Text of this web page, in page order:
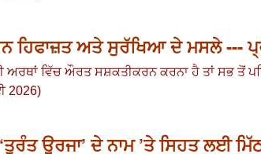
ਹਿਫਾਜ਼ਤ ਅਤੇ ਸੁਰੱਖਿਆ ਦੇ ਮਸਲੇ ---
ਅਰਥਾਂ ਵਿੱਚ ਔਰਤ ਸਸ਼ਕਤੀਕਰਨ ਕਰਨਾ ਹੈ ਤਾਂ ਸਭ ਤੋਂ
2026)
ਊਰਜਾ’ ਦੇ ਨਾਮ ’ਤੇ ਸਿਹਤ ਲਈ